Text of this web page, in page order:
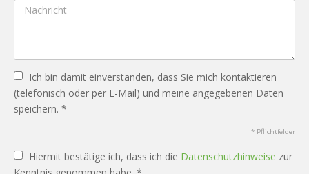
Ich bin damit einverstanden, dass Sie mich kontaktieren
(telefonisch oder per E-Mail) und meine angegebenen Daten
speichern. *
* Pflichtfelder
Hiermit bestätige ich, dass ich die Datenschutzhinweise zur